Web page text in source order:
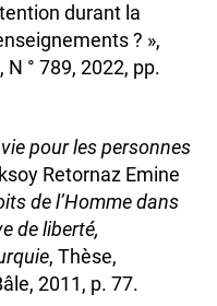
durant la
? »,
N ° 789, 2022, pp.
pour les personnes
Retornaz Emine
de l’Homme dans
de liberté,
, Thèse,
2011, p. 77.